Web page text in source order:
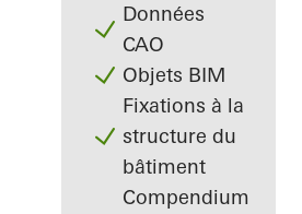
Données
CAO
Objets BIM
Fixations à la
structure du
bâtiment
Compendium